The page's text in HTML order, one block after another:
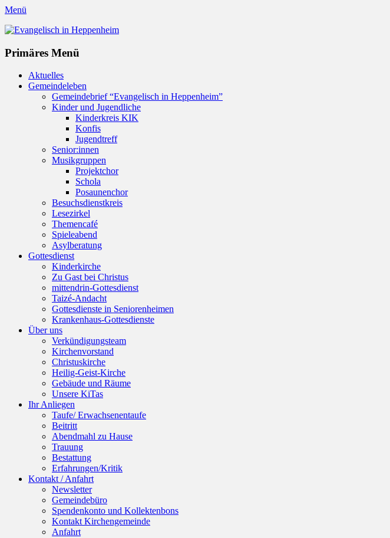
Menü
Evangelisch in Heppenheim
Primäres Menü
Zum
Inhalt
Aktuelles
Gemeindeleben
Gemeindebrief “Evangelisch in Heppenheim”
Kinder und Jugendliche
Kinderkreis KIK
Konfis
Jugendtreff
Senior:innen
Musikgruppen
Projektchor
Schola
Posaunenchor
Besuchsdienstkreis
Lesezirkel
Themencafé
Spieleabend
Asylberatung
Gottesdienst
Kinderkirche
Zu Gast bei Christus
mittendrin-Gottesdienst
Taizé-Andacht
Gottesdienste in Seniorenheimen
Krankenhaus-Gottesdienste
Über uns
Verkündigungsteam
Kirchenvorstand
Christuskirche
Heilig-Geist-Kirche
Gebäude und Räume
Unsere KiTas
Ihr Anliegen
Taufe/ Erwachsenentaufe
Beitritt
Abendmahl zu Hause
Trauung
Bestattung
Erfahrungen/Kritik
Kontakt / Anfahrt
Newsletter
Gemeindebüro
Spendenkonto und Kollektenbons
Kontakt Kirchengemeinde
Anfahrt